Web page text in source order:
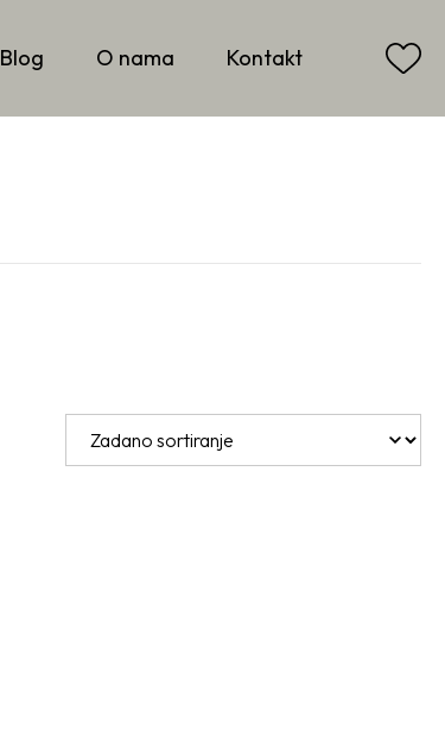
Blog O nama Kontakt